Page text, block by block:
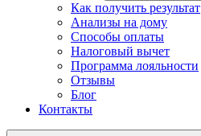
Как получить результат
Анализы на дому
Способы оплаты
Налоговый вычет
Программа лояльности
Отзывы
Блог
Контакты